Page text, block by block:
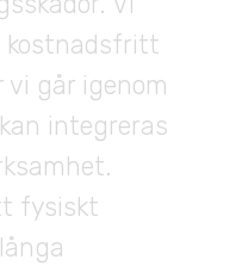
kostnadsfritt
går igenom
integreras
fysiskt